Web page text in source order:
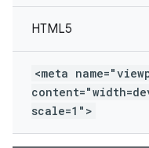
HTML5
<meta
scale=1">